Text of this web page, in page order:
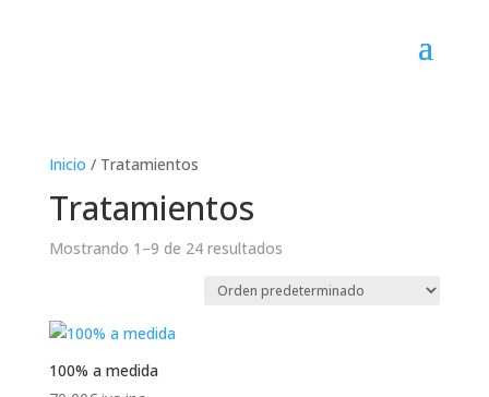
Inicio / Tratamientos
Tratamientos
Mostrando 1–9 de 24 resultados
100% a medida